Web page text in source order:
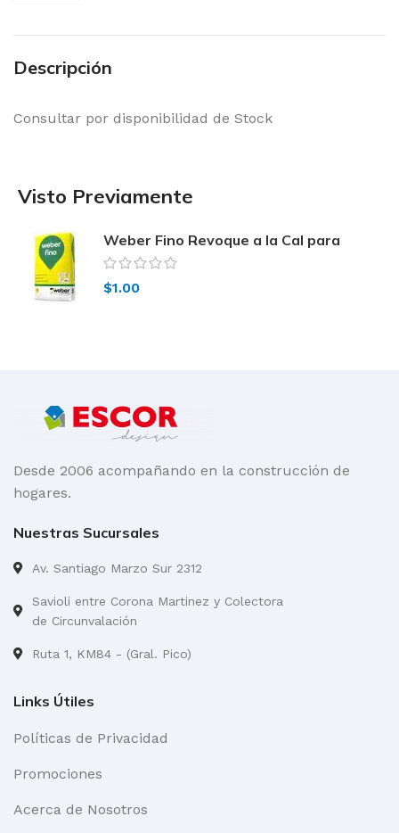
Descripción
Consultar por disponibilidad de Stock
Visto Previamente
Weber Fino Revoque a la Cal para
interiores
$1.00
Desde 2006 acompañando en la construcción de
hogares.
Nuestras Sucursales
Av. Santiago Marzo Sur 2312
Savioli entre Corona Martinez y Colectora
de Circunvalación
Ruta 1, KM84 - (Gral. Pico)
Links Útiles
Políticas de Privacidad
Promociones
Acerca de Nosotros